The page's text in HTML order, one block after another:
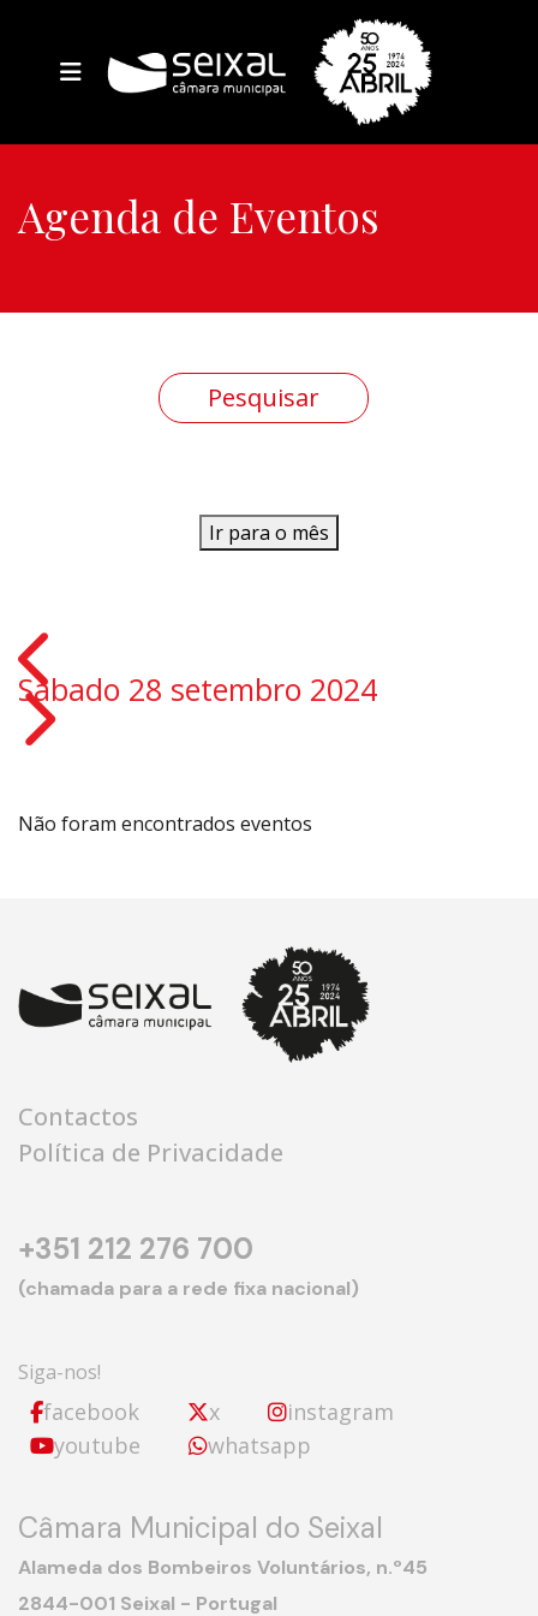
Agenda de Eventos
Ir para o mês
Sábado 28 setembro 2024
Não foram encontrados eventos
Contactos
Política de Privacidade
+351 212 276 700
(chamada para a rede fixa nacional)
Siga-nos!
facebook x
instagram
youtube
whatsapp
Câmara Municipal do Seixal
Alameda dos Bombeiros Voluntários, n.º45
2844-001 Seixal - Portugal